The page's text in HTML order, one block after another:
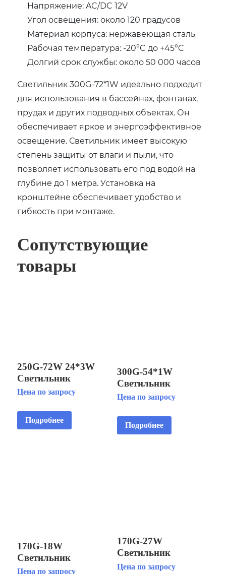
Напряжение: AC/DC 12V
Угол освещения: около 120 градусов
Материал корпуса: нержавеющая сталь
Рабочая температура: -20°C до +45°C
Долгий срок службы: около 50 000 часов
Светильник 300G-72*1W идеально подходит
для использования в бассейнах, фонтанах,
прудах и других подводных объектах. Он
обеспечивает яркое и энергоэффективное
освещение. Светильник имеет высокую
степень защиты от влаги и пыли, что
позволяет использовать его под водой на
глубине до 1 метра. Установка на
кронштейне обеспечивает удобство и
гибкость при монтаже.
Сопутствующие
товары
250G-72W 24*3W
Светильник
светодиодный
установка на
кронштейне
Цена по запросу
Подробнее
300G-54*1W
Светильник
светодиодный
установка на
кронштейне
Цена по запросу
Подробнее
170G-18W
Светильник
светодиодный
Цена по запросу
170G-27W
Светильник
светодиодный
Цена по запросу